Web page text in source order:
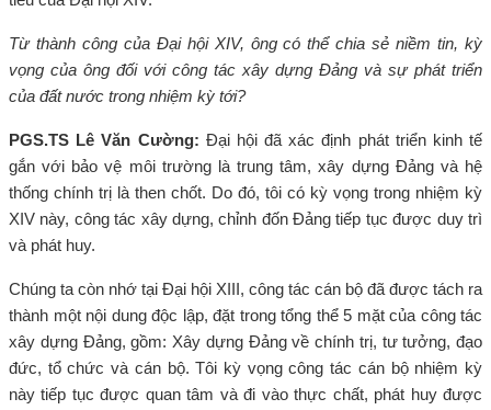
Từ thành công của Đại hội XIV, ông có thể chia sẻ niềm tin, kỳ
vọng của ông đối với công tác xây dựng Đảng và sự phát triển
của đất nước trong nhiệm kỳ tới?
PGS.TS Lê Văn Cường: Đại hội đã xác định phát triển kinh tế
gắn với bảo vệ môi trường là trung tâm, xây dựng Đảng và hệ
thống chính trị là then chốt. Do đó, tôi có kỳ vọng trong nhiệm kỳ
XIV này, công tác xây dựng, chỉnh đốn Đảng tiếp tục được duy trì
và phát huy.
Chúng ta còn nhớ tại Đại hội XIII, công tác cán bộ đã được tách ra
thành một nội dung độc lập, đặt trong tổng thể 5 mặt của công tác
xây dựng Đảng, gồm: Xây dựng Đảng về chính trị, tư tưởng, đạo
đức, tổ chức và cán bộ. Tôi kỳ vọng công tác cán bộ nhiệm kỳ
này tiếp tục được quan tâm và đi vào thực chất, phát huy được